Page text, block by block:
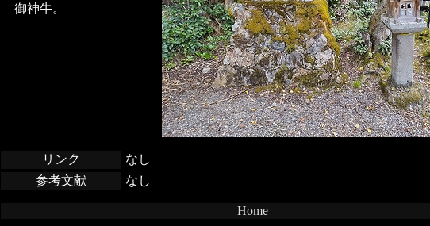
御神牛。
リンク
なし
参考文献
なし
Home